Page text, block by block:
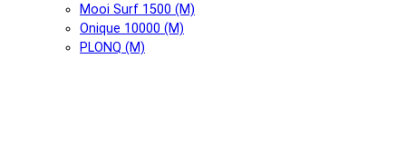
Mooi Surf 1500 (М)
Onique 10000 (М)
PLONQ (М)